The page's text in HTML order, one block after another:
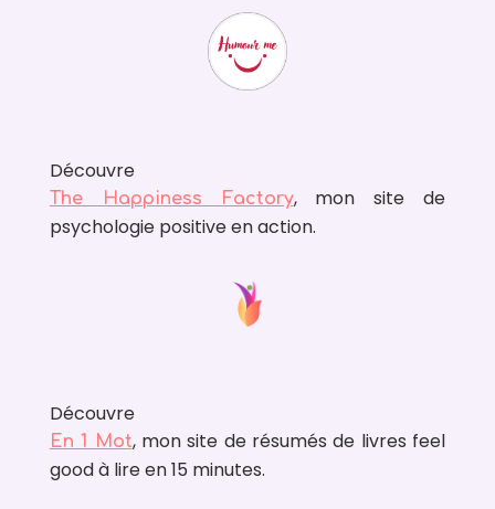
Découvre
The Happiness Factory, mon site de
psychologie positive en action.
Découvre
En 1 Mot, mon site de résumés de livres feel
good à lire en 15 minutes.